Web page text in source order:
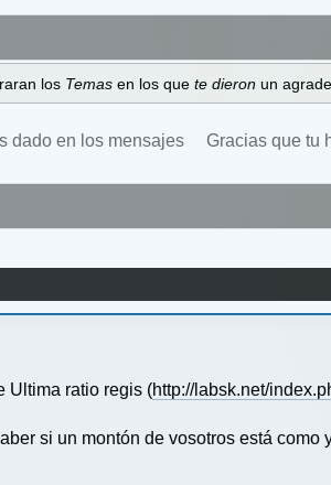
los Temas en los que te dieron un
dado en los mensajes Gracias que tu
Ultima ratio regis (http://labsk.net/
si un montón de vosotros está